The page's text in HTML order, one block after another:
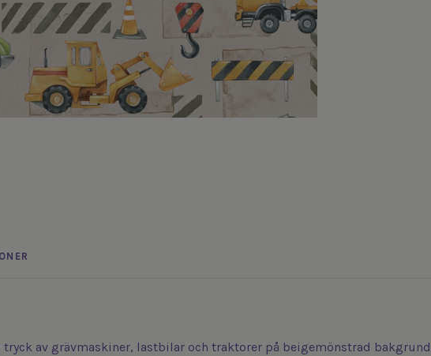
av grävmaskiner, lastbilar och traktorer på beigemönstrad